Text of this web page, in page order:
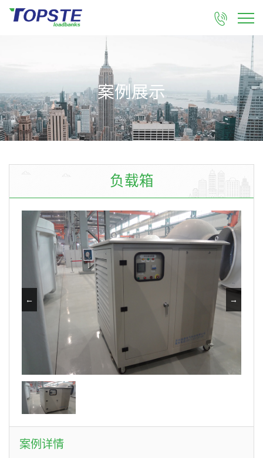

案例展示
负载箱
← →
案例详情